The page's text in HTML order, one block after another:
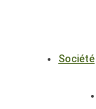
Société